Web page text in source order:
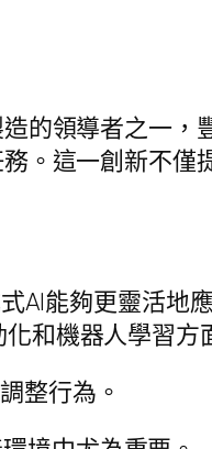
的領導者之一，
。這一創新不僅
AI能夠更靈活地
和機器人學習方
整行為。